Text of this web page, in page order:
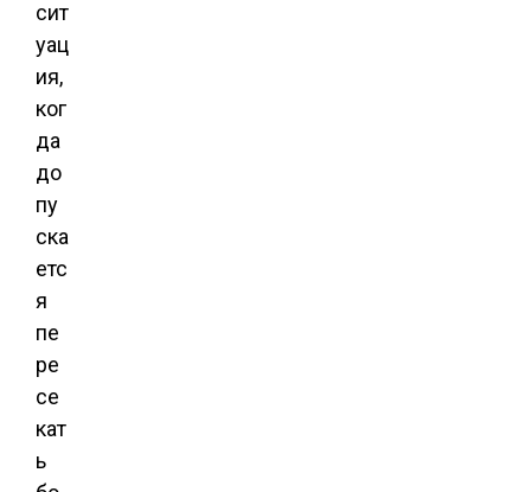
сит
уац
ия,
ког
да
до
пу
ска
етс
я
пе
ре
се
кат
ь